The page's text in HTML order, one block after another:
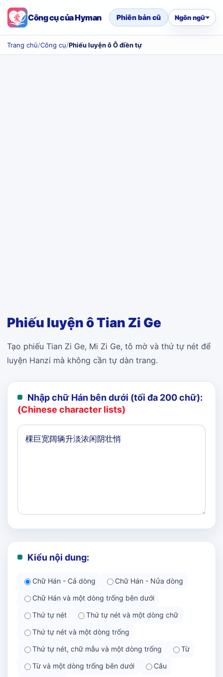
Công cụ của Hyman Phiên bản cũ Ngôn ngữ
Trang chủ/Công cụ/Phiếu luyện ô Ô điền tự
Phiếu luyện ô Tian Zi Ge
Tạo phiếu Tian Zi Ge, Mi Zi Ge, tô mờ và thứ tự nét để
luyện Hanzi mà không cần tự dàn trang.
Nhập chữ Hán bên dưới (tối đa 200 chữ):
(Chinese character lists)
Kiểu nội dung:
Chữ Hán - Cả dòng
Chữ Hán - Nửa dòng
Chữ Hán và một dòng trống bên dưới
Thứ tự nét
Thứ tự nét và một dòng chữ
Thứ tự nét và một dòng trống
Thứ tự nét, chữ mẫu và một dòng trống
Từ
Từ và một dòng trống bên dưới
Câu